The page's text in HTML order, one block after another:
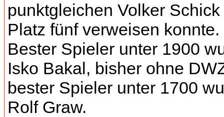
punktgleichen Volker Schick
Platz fünf verweisen konnte.
Bester Spieler unter 1900
Isko Bakal, bisher ohne
bester Spieler unter 1700
Rolf Graw.